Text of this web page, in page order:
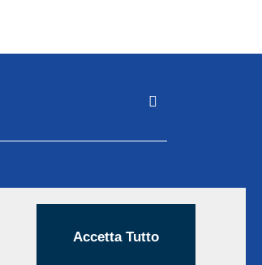
Accetta Tutto